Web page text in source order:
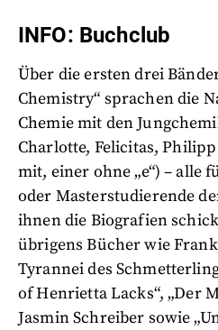
INFO: Buchclub
Über die ersten drei
Chemistry“ sprachen die
Chemie mit den
Charlotte, Felicitas,
mit, einer ohne „e“) – alle
oder Masterstudierende
ihnen die Biografien
übrigens Bücher wie
Tyrannei des
of Henrietta Lacks“, „Der
Jasmin Schreiber sowie